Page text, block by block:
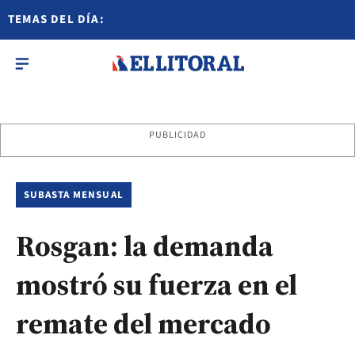
TEMAS DEL DÍA:
PUBLICIDAD
SUBASTA MENSUAL
Rosgan: la demanda
mostró su fuerza en el
remate del mercado